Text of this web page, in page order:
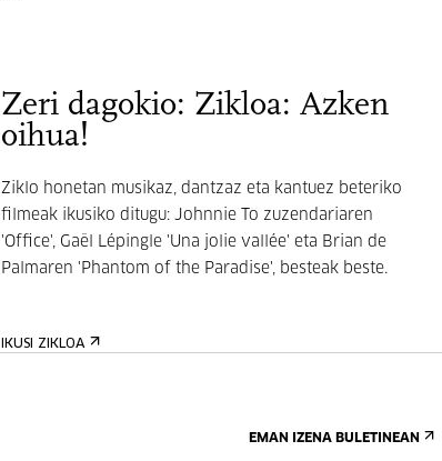
Zeri dagokio: Zikloa: Azken
oihua!
Ziklo honetan musikaz, dantzaz eta kantuez beteriko
filmeak ikusiko ditugu: Johnnie To zuzendariaren
'Office', Gaël Lépingle 'Una jolie vallée' eta Brian de
Palmaren 'Phantom of the Paradise', besteak beste.
IKUSI ZIKLOA
EMAN IZENA BULETINEAN